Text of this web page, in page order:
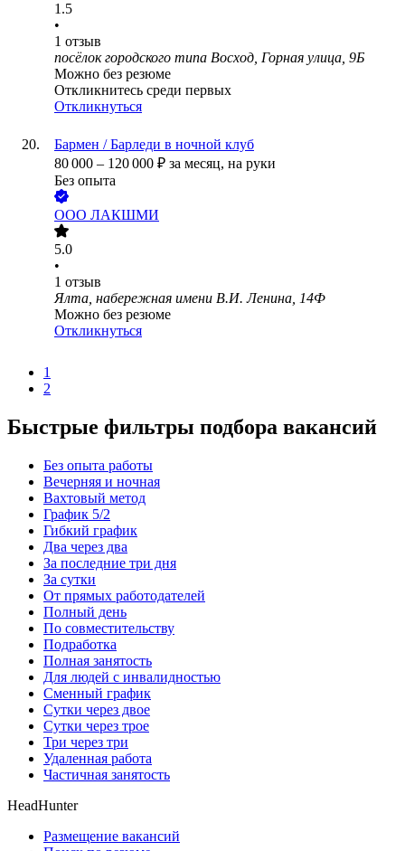
1.5
•
1 отзыв
посёлок городского типа Восход, Горная улица, 9Б
Можно без резюме
Откликнитесь среди первых
Откликнуться
Бармен / Барледи в ночной клуб
80 000 – 120 000 ₽ за месяц, на руки
Без опыта
ООО ЛАКШМИ
5.0
•
1 отзыв
Ялта, набережная имени В.И. Ленина, 14Ф
Можно без резюме
Откликнуться
1
2
Быстрые фильтры подбора вакансий
Без опыта работы
Вечерняя и ночная
Вахтовый метод
График 5/2
Гибкий график
Два через два
За последние три дня
За сутки
От прямых работодателей
Полный день
По совместительству
Подработка
Полная занятость
Для людей с инвалидностью
Сменный график
Сутки через двое
Сутки через трое
Три через три
Удаленная работа
Частичная занятость
HeadHunter
Размещение вакансий